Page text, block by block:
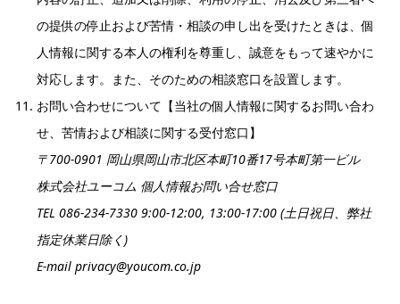
の提供の停止および苦情・相談の申し出を受けたときは、個
人情報に関する本人の権利を尊重し、誠意をもって速やかに
対応します。また、そのための相談窓口を設置します。
お問い合わせについて【当社の個人情報に関するお問い合わ
せ、苦情および相談に関する受付窓口】
〒700-0901 岡山県岡山市北区本町10番17号本町第一ビル
株式会社ユーコム 個人情報お問い合せ窓口
TEL 086-234-7330 9:00-12:00, 13:00-17:00 (⼟日祝日、弊社
指定休業日除く)
E-mail privacy@youcom.co.jp